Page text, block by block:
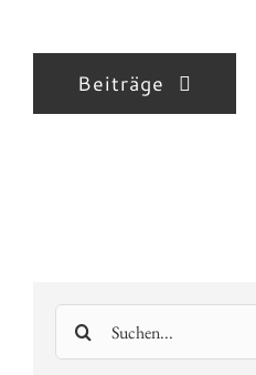
Beiträge
Suche
nach: